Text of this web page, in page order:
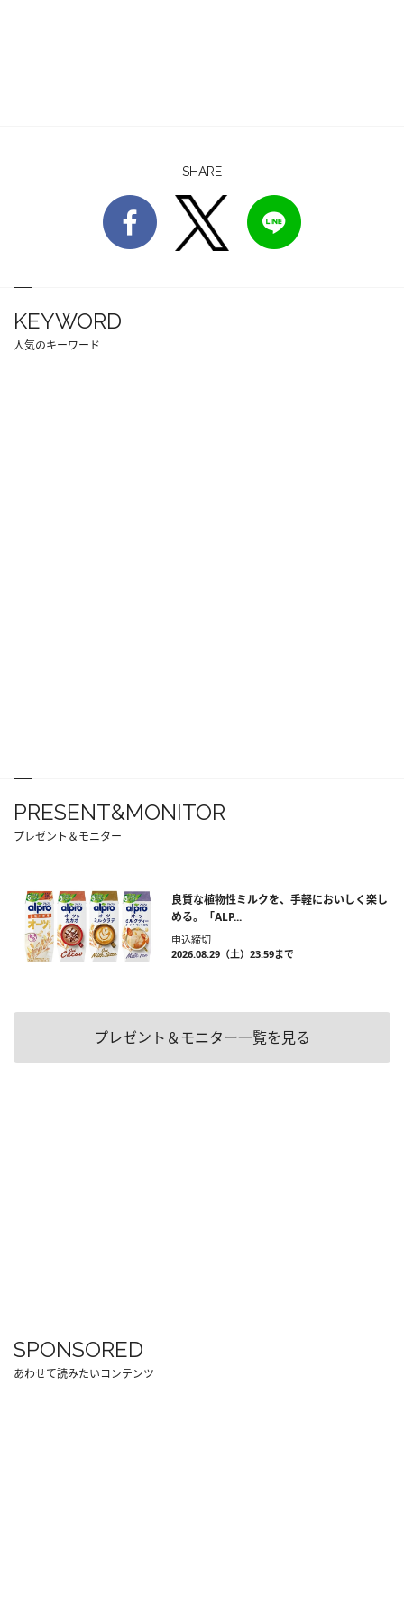
SHARE
KEYWORD
人気のキーワード
PRESENT&MONITOR
プレゼント＆モニター
良質な植物性ミルクを、手軽においしく楽し
める。「ALP...
申込締切
2026.08.29（土）23:59まで
プレゼント＆モニター一覧を見る
SPONSORED
あわせて読みたいコンテンツ